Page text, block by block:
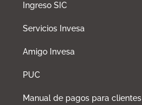
Ingreso SIC
Servicios Invesa
Amigo Invesa
PUC
Manual de pagos para clientes